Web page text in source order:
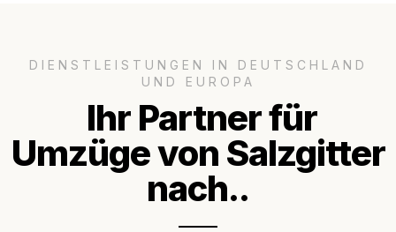
DIENSTLEISTUNGEN IN DEUTSCHLAND
UND EUROPA
Ihr Partner für
Umzüge von Salzgitter
nach..